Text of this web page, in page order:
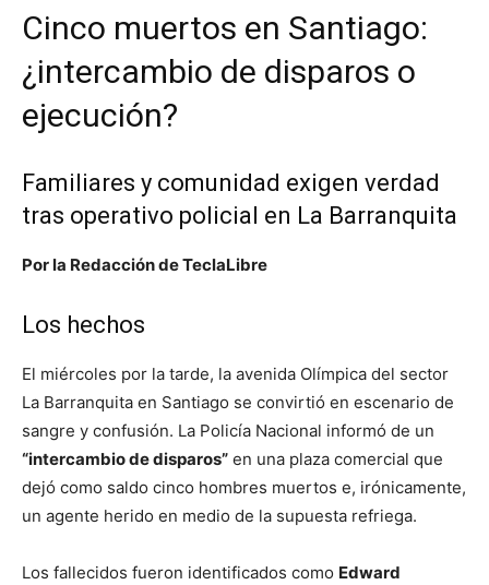
Cinco muertos en Santiago:
¿intercambio de disparos o
ejecución?
Familiares y comunidad exigen verdad
tras operativo policial en La Barranquita
Por la Redacción de TeclaLibre
Los hechos
El miércoles por la tarde, la avenida Olímpica del sector
La Barranquita en Santiago se convirtió en escenario de
sangre y confusión. La Policía Nacional informó de un
“intercambio de disparos” en una plaza comercial que
dejó como saldo cinco hombres muertos e, irónicamente,
un agente herido en medio de la supuesta refriega.
Los fallecidos fueron identificados como Edward